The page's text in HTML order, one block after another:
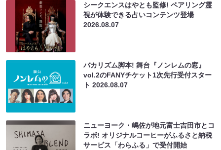
シークエンスはやとも監修! ペアリング霊
視が体験できる占いコンテンツ登場
2026.08.07
バカリズム脚本! 舞台『ノンレムの窓』
vol.2のFANYチケット1次先行受付スター
ト2026.08.07
ニューヨーク・嶋佐が地元富士吉田市とコ
ラボ! オリジナルコーヒーがふるさと納税
サービス「わらふる」で受付開始